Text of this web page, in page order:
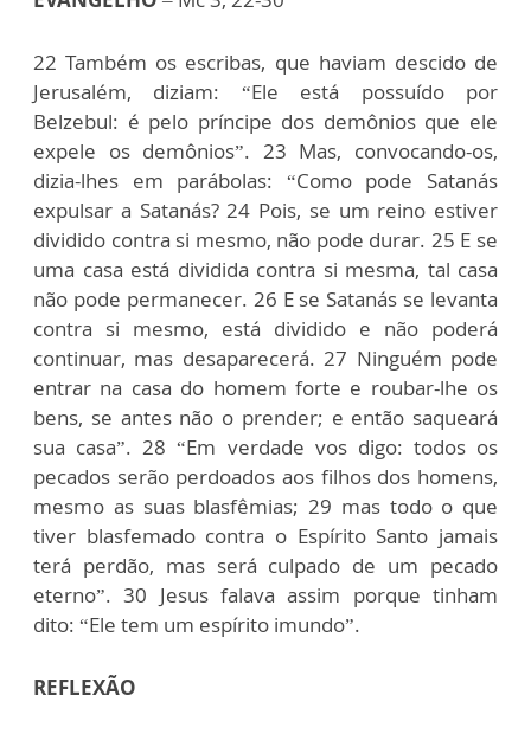
22 Também os escribas, que haviam descido de
Jerusalém, diziam: “Ele está possuído por
Belzebul: é pelo príncipe dos demônios que ele
expele os demônios”. 23 Mas, convocando-os,
dizia-lhes em parábolas: “Como pode Satanás
expulsar a Satanás? 24 Pois, se um reino estiver
dividido contra si mesmo, não pode durar. 25 E se
uma casa está dividida contra si mesma, tal casa
não pode permanecer. 26 E se Satanás se levanta
contra si mesmo, está dividido e não poderá
continuar, mas desaparecerá. 27 Ninguém pode
entrar na casa do homem forte e roubar-lhe os
bens, se antes não o prender; e então saqueará
sua casa”. 28 “Em verdade vos digo: todos os
pecados serão perdoados aos filhos dos homens,
mesmo as suas blasfêmias; 29 mas todo o que
tiver blasfemado contra o Espírito Santo jamais
terá perdão, mas será culpado de um pecado
eterno”. 30 Jesus falava assim porque tinham
dito: “Ele tem um espírito imundo”.
REFLEXÃO